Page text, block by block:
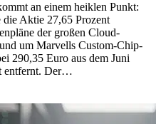
an einem heiklen Punkt:
die Aktie 27,65 Prozent
der großen Cloud-
um Marvells Custom-Chip-
290,35 Euro aus dem Juni
entfernt. Der…